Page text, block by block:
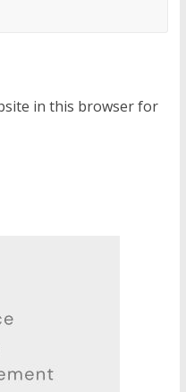
in this browser for